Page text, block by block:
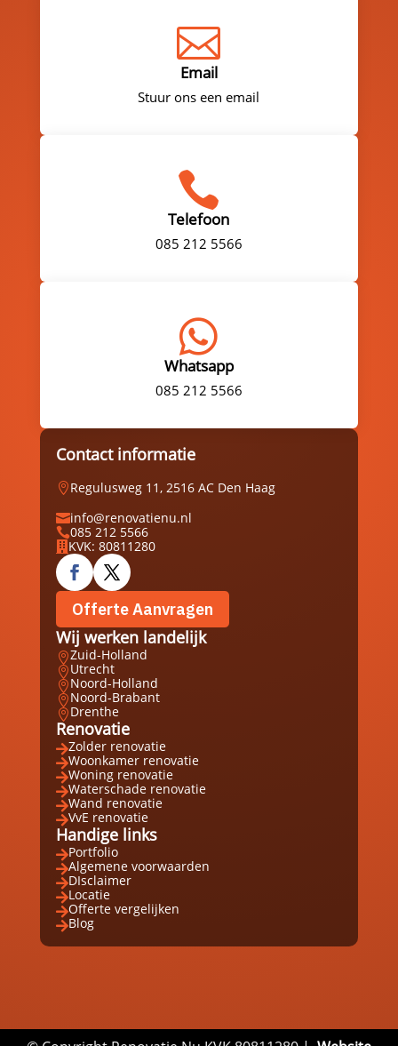

Email
Stuur ons een email

Telefoon
085 212 5566

Whatsapp
085 212 5566
Contact informatie
Regulusweg 11, 2516 AC Den Haag
info@renovatienu.nl
085 212 5566
 KVK: 80811280
Offerte Aanvragen
Wij werken landelijk
Zuid-Holland
Utrecht
Noord-Holland
Noord-Brabant
Drenthe
Renovatie
Zolder renovatie
Woonkamer renovatie
Woning renovatie
Waterschade renovatie
Wand renovatie
VvE renovatie
Handige links
Portfolio
Algemene voorwaarden
DIsclaimer
Locatie
Offerte vergelijken
Blog